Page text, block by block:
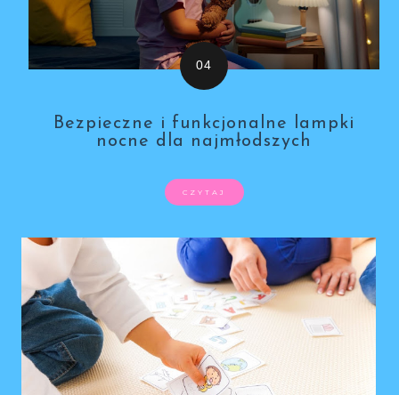
Bezpieczne i funkcjonalne lampki
nocne dla najmłodszych
CZYTAJ